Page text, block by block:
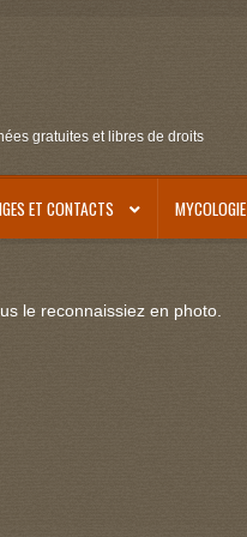
gratuites et libres de droits
ET CONTACTS MYCOLOGIE
le reconnaissiez en photo.